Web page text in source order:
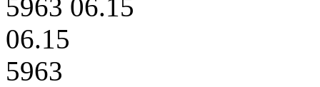
5963 06.15
06.15
5963